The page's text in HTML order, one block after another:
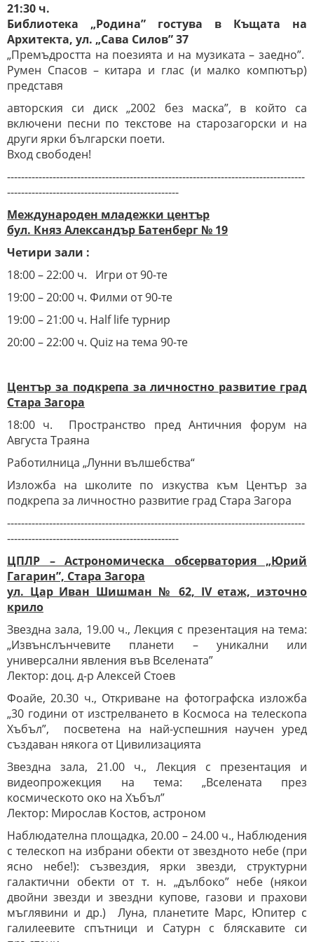
21:30 ч.
Библиотека „Родина” гостува в Къщата на
Архитекта, ул. „Сава Силов” 37
„Премъдростта на поезията и на музиката – заедно”.
Румен Спасов – китара и глас (и малко компютър)
представя
авторския си диск „2002 без маска”, в който са
включени песни по текстове на старозагорски и на
други ярки български поети.
Вход свободен!
-------------------------------------------------------------------------------------
-------------------------------------------------
Международен младежки център
бул. Княз Александър Батенберг № 19
Четири зали :
18:00 – 22:00 ч. Игри от 90-те
19:00 – 20:00 ч. Филми от 90-те
19:00 – 21:00 ч. Half life турнир
20:00 – 22:00 ч. Quiz на тема 90-те
Център за подкрепа за личностно развитие град
Стара Загора
18:00 ч. Пространство пред Античния форум на
Августа Траяна
Работилница „Лунни вълшебства“
Изложба на школите по изкуства към Център за
подкрепа за личностно развитие град Стара Загора
-------------------------------------------------------------------------------------
-------------------------------------------------
ЦПЛР – Астрономическа обсерватория „Юрий
Гагарин”, Стара Загора
ул. Цар Иван Шишман № 62, IV етаж, източно
крило
Звездна зала, 19.00 ч., Лекция с презентация на тема:
„Извънслънчевите планети – уникални или
универсални явления във Вселената”
Лектор: доц. д-р Алексей Стоев
Фоайе, 20.30 ч., Откриване на фотографска изложба
„30 години от изстрелването в Космоса на телескопа
Хъбъл”, посветена на най-успешния научен уред
създаван някога от Цивилизацията
Звездна зала, 21.00 ч., Лекция с презентация и
видеопрожекция на тема: „Вселената през
космическото око на Хъбъл”
Лектор: Мирослав Костов, астроном
Наблюдателна площадка, 20.00 – 24.00 ч., Наблюдения
с телескоп на избрани обекти от звездното небе (при
ясно небе!): съзвездия, ярки звезди, структурни
галактични обекти от т. н. „дълбоко” небе (някои
двойни звезди и звездни купове, газови и прахови
мъглявини и др.) Луна, планетите Марс, Юпитер с
галилеевите спътници и Сатурн с бляскавите си